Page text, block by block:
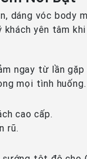
dáng vóc body
yên tâm
ngay từ lần gặp
mọi tình huống.
cao cấp.
rũ.